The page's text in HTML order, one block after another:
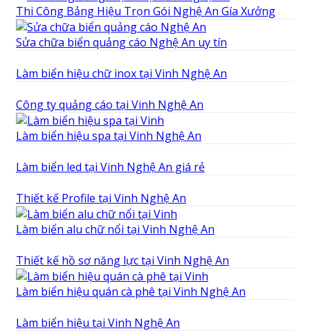
Thi Công Bảng Hiệu Trọn Gói Nghệ An Gía Xưởng
Sửa chữa biển quảng cáo Nghệ An uy tín
Làm biển hiệu chữ inox tại Vinh Nghệ An
Công ty quảng cáo tại Vinh Nghệ An
Làm biển hiệu spa tại Vinh Nghệ An
Làm biển led tại Vinh Nghệ An giá rẻ
Thiết kế Profile tại Vinh Nghệ An
Làm biển alu chữ nổi tại Vinh Nghệ An
Thiết kế hồ sơ năng lực tại Vinh Nghệ An
Làm biển hiệu quán cà phê tại Vinh Nghệ An
Làm biển hiệu tại Vinh Nghệ An